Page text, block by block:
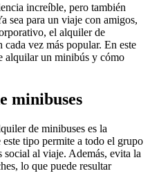
increíble, pero también
sea para un viaje con amigos,
el alquiler de
vez más popular. En este
alquilar un minibús y cómo
minibuses
de minibuses es la
tipo permite a todo el grupo
social al viaje. Además, evita la
lo que puede resultar